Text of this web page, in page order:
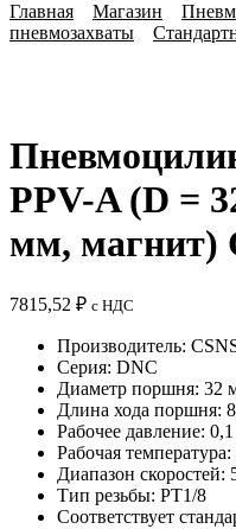
Главная Магазин
пневмозахваты
PPV-A (D =
мм, магнит)
7815,52 ₽ с НДС
Производитель:
Серия: DNC
Диаметр поршня: 32
Длина хода поршня:
Рабочее давление:
Рабочая
Диапазон скоростей:
Тип резьбы: РТ1/8
Соответствует